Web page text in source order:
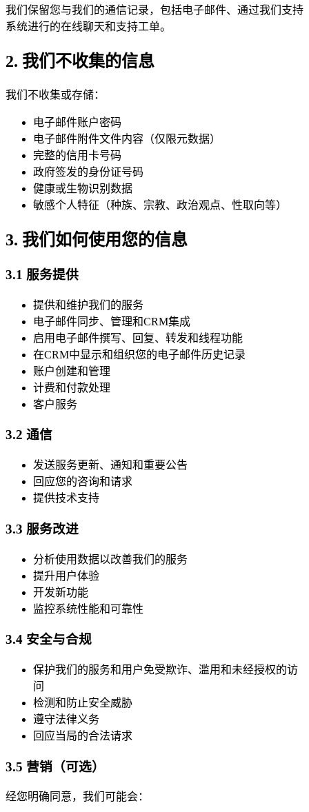
我们保留您与我们的通信记录，包括电子邮件、通过我们支持
系统进行的在线聊天和支持工单。
2. 我们不收集的信息
我们不收集或存储：
电子邮件账户密码
电子邮件附件文件内容（仅限元数据）
完整的信用卡号码
政府签发的身份证号码
健康或生物识别数据
敏感个人特征（种族、宗教、政治观点、性取向等）
3. 我们如何使用您的信息
3.1 服务提供
提供和维护我们的服务
电子邮件同步、管理和CRM集成
启用电子邮件撰写、回复、转发和线程功能
在CRM中显示和组织您的电子邮件历史记录
账户创建和管理
计费和付款处理
客户服务
3.2 通信
发送服务更新、通知和重要公告
回应您的咨询和请求
提供技术支持
3.3 服务改进
分析使用数据以改善我们的服务
提升用户体验
开发新功能
监控系统性能和可靠性
3.4 安全与合规
保护我们的服务和用户免受欺诈、滥用和未经授权的访
问
检测和防止安全威胁
遵守法律义务
回应当局的合法请求
3.5 营销（可选）
经您明确同意，我们可能会：